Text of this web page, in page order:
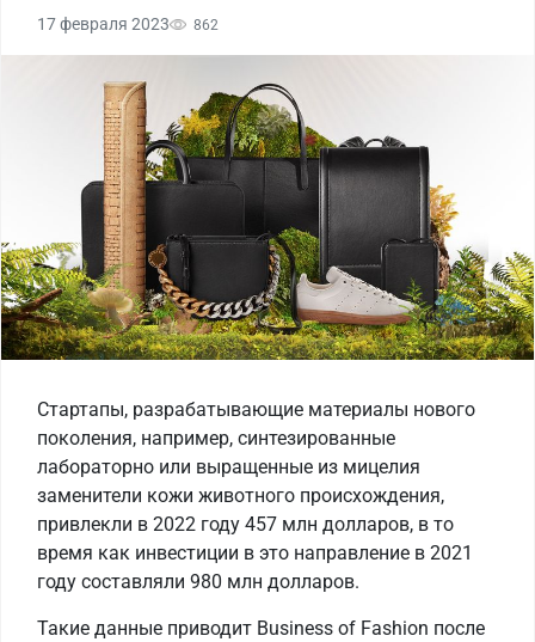
17 февраля 2023 862
Стартапы, разрабатывающие материалы нового
поколения, например, синтезированные
лабораторно или выращенные из мицелия
заменители кожи животного происхождения,
привлекли в 2022 году 457 млн долларов, в то
время как инвестиции в это направление в 2021
году составляли 980 млн долларов.
Такие данные приводит Business of Fashion после